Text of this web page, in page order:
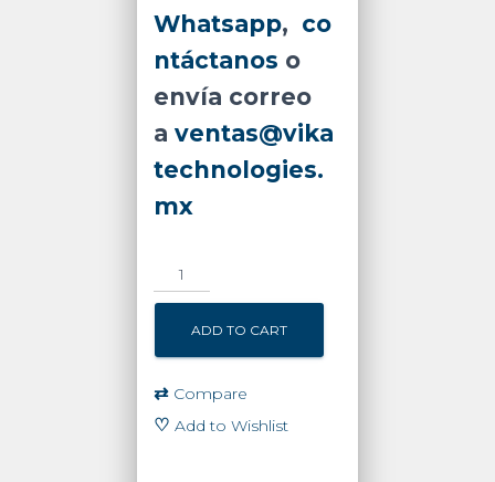
Whatsapp, co
ntáctanos o
envía correo
a ventas@vika
technologies.
mx
TORNIQUETE
MEDIO
MOTORIZADO
quantity
ADD TO CART
⇄ Compare
♡ Add to Wishlist